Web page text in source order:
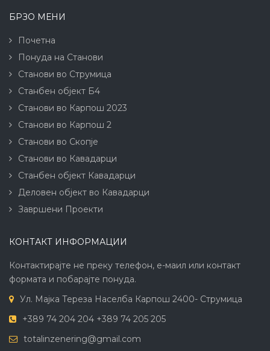
БРЗО МЕНИ
Почетна
Понуда на Станови
Станови во Струмица
Станбен објект Б4
Станови во Карпош 2023
Станови во Карпош 2
Станови во Скопје
Станови во Кавадарци
Станбен објект Кавадарци
Деловен објект во Кавадарци
Завршени Проекти
КОНТАКТ ИНФОРМАЦИИ
Контактирајте не преку телефон, е-маил или контакт
формата и побарајте понуда.
Ул. Мајка Тереза Населба Карпош 2400- Струмица
+389 74 204 204 +389 74 205 205
totalinzenering@gmail.com